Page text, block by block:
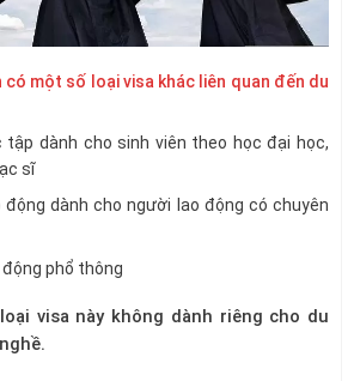
có một số loại visa khác liên quan đến du
tập dành cho sinh viên theo học đại học,
sĩ
động dành cho người lao động có chuyên
phổ thông
visa này không dành riêng cho du